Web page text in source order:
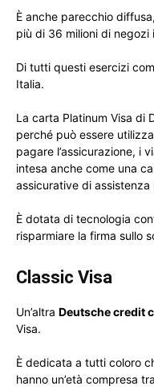
È anche parecchio
più di 36 milioni di negozi
Di tutti questi esercizi
Italia.
La carta Platinum Visa di
perché può essere
pagare l’assicurazione, i
intesa anche come una
assicurative di assistenza
È dotata di tecnologia
risparmiare la firma sullo
Classic Visa
Un’altra Deutsche credit
Visa.
È dedicata a tutti coloro
hanno un’età compresa